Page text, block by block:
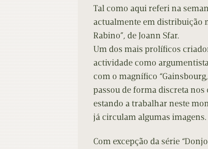
Tal como aqui referi na
actualmente em distribuição
Rabino”, de Joann Sfar.
Um dos mais prolíficos
actividade como
com o magnífico
passou de forma discreta nos
estando a trabalhar neste
já circulam algumas imagens.
Com excepção da série